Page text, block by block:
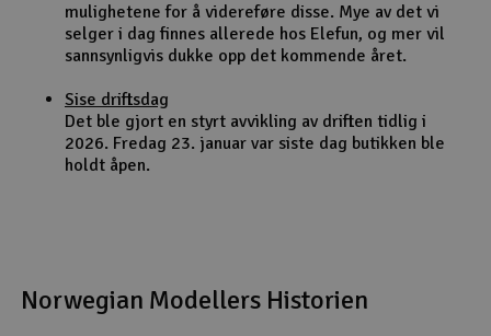
mulighetene for å videreføre disse. Mye av det vi
selger i dag finnes allerede hos Elefun, og mer vil
sannsynligvis dukke opp det kommende året.
Sise driftsdag
Det ble gjort en styrt avvikling av driften tidlig i
2026. Fredag 23. januar var siste dag butikken ble
holdt åpen.
Norwegian Modellers Historien